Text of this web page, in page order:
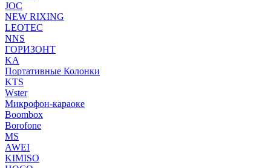
JOC
NEW RIXING
LEOTEC
NNS
ГОРИЗОНТ
KA
Портативные Колонки
KTS
Wster
Микрофон-караоке
Boombox
Borofone
MS
AWEI
KIMISO